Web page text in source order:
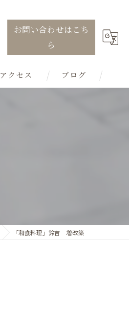
お問い合わせはこち
ら
アクセス ブログ
「和食料理」鈴吉 増改築